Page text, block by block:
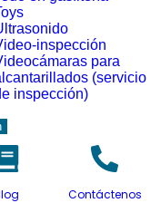
inspección
para
(servicio
inspección)
Contáctenos